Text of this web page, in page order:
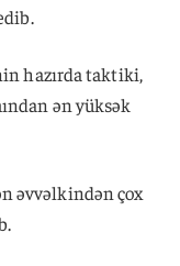
hazırda taktiki,
ən yüksək
əvvəlkindən çox